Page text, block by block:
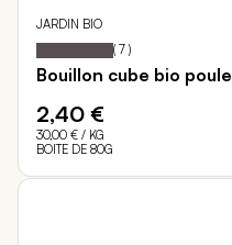
JARDIN BIO
Notation: 100
% of
( 7 )
Bouillon cube bio poule
2,40 €
30,00 € / KG
BOITE DE 80G